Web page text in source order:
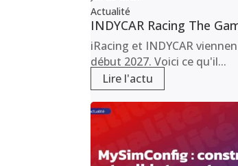
Actualité
INDYCAR Racing The
iRacing et INDYCAR
début 2027. Voici ce qu'il...
Lire l'actu